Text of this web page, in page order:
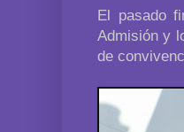
El pasado
Admisión y
de